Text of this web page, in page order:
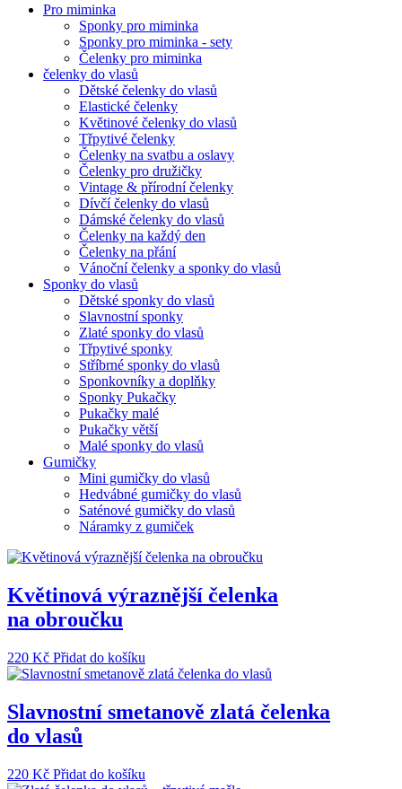
Pro miminka
Sponky pro miminka
Sponky pro miminka - sety
Čelenky pro miminka
čelenky do vlasů
Dětské čelenky do vlasů
Elastické čelenky
Květinové čelenky do vlasů
Třpytivé čelenky
Čelenky na svatbu a oslavy
Čelenky pro družičky
Vintage & přírodní čelenky
Dívčí čelenky do vlasů
Dámské čelenky do vlasů
Čelenky na každý den
Čelenky na přání
Vánoční čelenky a sponky do vlasů
Sponky do vlasů
Dětské sponky do vlasů
Slavnostní sponky
Zlaté sponky do vlasů
Třpytivé sponky
Stříbrné sponky do vlasů
Sponkovníky a doplňky
Sponky Pukačky
Pukačky malé
Pukačky větší
Malé sponky do vlasů
Gumičky
Mini gumičky do vlasů
Hedvábné gumičky do vlasů
Saténové gumičky do vlasů
Náramky z gumiček
Květinová výraznější čelenka
na obroučku
220 Kč Přidat do košíku
Slavnostní smetanově zlatá čelenka
do vlasů
220 Kč Přidat do košíku